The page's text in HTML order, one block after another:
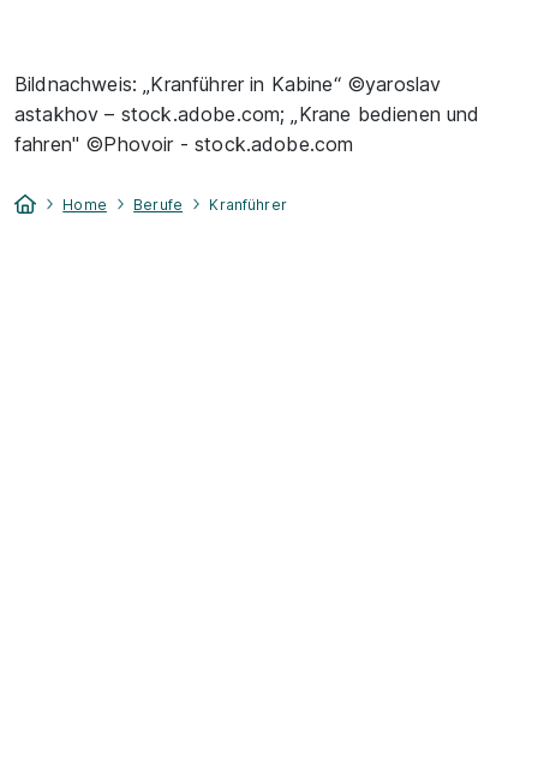
Bildnachweis: „Kranführer in Kabine“ ©yaroslav
astakhov – stock.adobe.com; „Krane bedienen und
fahren" ©Phovoir - stock.adobe.com
Home Berufe Kranführer